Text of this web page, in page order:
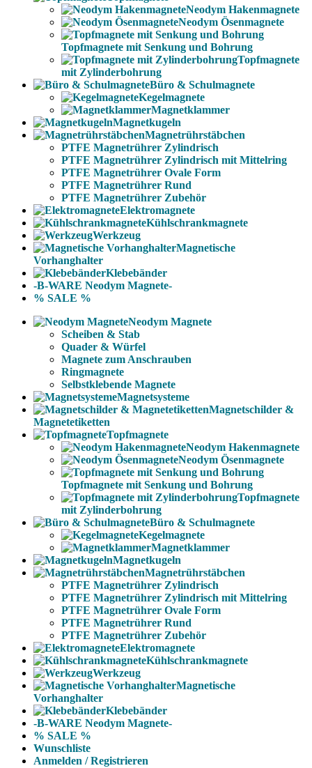
Neodym Hakenmagnete
Neodym Ösenmagnete
Topfmagnete mit Senkung und Bohrung
Topfmagnete
mit Zylinderbohrung
Büro & Schulmagnete
Kegelmagnete
Magnetklammer
Magnetkugeln
Magnetrührstäbchen
PTFE Magnetrührer Zylindrisch
PTFE Magnetrührer Zylindrisch mit Mittelring
PTFE Magnetrührer Ovale Form
PTFE Magnetrührer Rund
PTFE Magnetrührer Zubehör
Elektromagnete
Kühlschrankmagnete
Werkzeug
Magnetische
Vorhanghalter
Klebebänder
-B-WARE Neodym Magnete-
% SALE %
Neodym Magnete
Scheiben & Stab
Quader & Würfel
Magnete zum Anschrauben
Ringmagnete
Selbstklebende Magnete
Magnetsysteme
Magnetschilder &
Magnetetiketten
Topfmagnete
Neodym Hakenmagnete
Neodym Ösenmagnete
Topfmagnete mit Senkung und Bohrung
Topfmagnete
mit Zylinderbohrung
Büro & Schulmagnete
Kegelmagnete
Magnetklammer
Magnetkugeln
Magnetrührstäbchen
PTFE Magnetrührer Zylindrisch
PTFE Magnetrührer Zylindrisch mit Mittelring
PTFE Magnetrührer Ovale Form
PTFE Magnetrührer Rund
PTFE Magnetrührer Zubehör
Elektromagnete
Kühlschrankmagnete
Werkzeug
Magnetische
Vorhanghalter
Klebebänder
-B-WARE Neodym Magnete-
% SALE %
Wunschliste
Anmelden / Registrieren